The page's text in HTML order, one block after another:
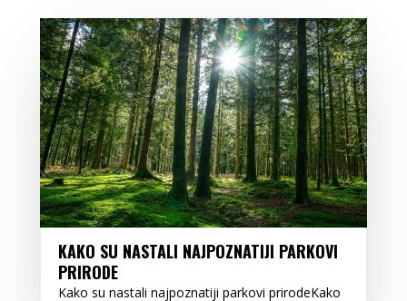
KAKO SU NASTALI NAJPOZNATIJI PARKOVI
PRIRODE
Kako su nastali najpoznatiji parkovi prirodeKako